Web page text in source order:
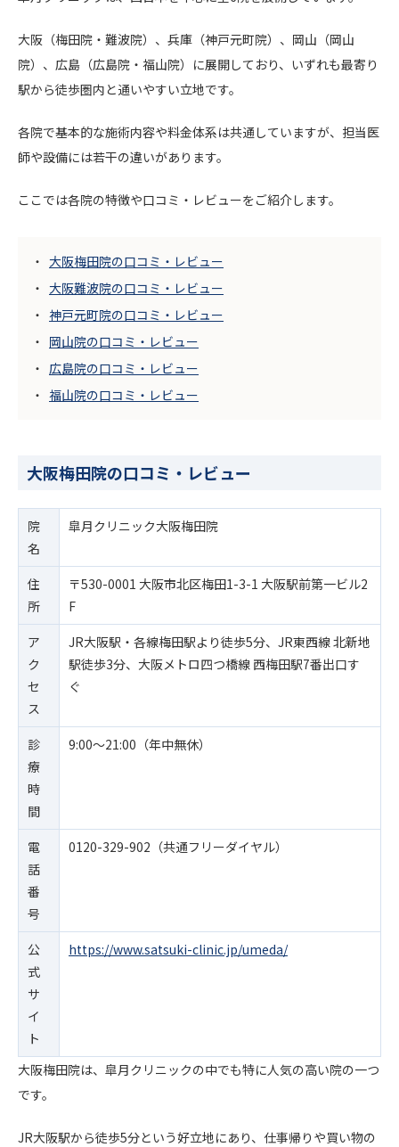
大阪（梅田院・難波院）、兵庫（神戸元町院）、岡山（岡山
院）、広島（広島院・福山院）に展開しており、いずれも最寄り
駅から徒歩圏内と通いやすい立地です。
各院で基本的な施術内容や料金体系は共通していますが、担当医
師や設備には若干の違いがあります。
ここでは各院の特徴や口コミ・レビューをご紹介します。
大阪梅田院の口コミ・レビュー
大阪難波院の口コミ・レビュー
神戸元町院の口コミ・レビュー
岡山院の口コミ・レビュー
広島院の口コミ・レビュー
福山院の口コミ・レビュー
大阪梅田院の口コミ・レビュー
院
名
皐月クリニック大阪梅田院
住
所
〒530-0001 大阪市北区梅田1-3-1 大阪駅前第一ビル2
F
ア
ク
セ
ス
JR大阪駅・各線梅田駅より徒歩5分、JR東西線 北新地
駅徒歩3分、大阪メトロ四つ橋線 西梅田駅7番出口す
ぐ
診
療
時
間
9:00～21:00（年中無休）
電
話
番
号
0120-329-902（共通フリーダイヤル）
公
式
サ
イ
ト
https://www.satsuki-clinic.jp/umeda/
大阪梅田院は、皐月クリニックの中でも特に人気の高い院の一つ
です。
JR大阪駅から徒歩5分という好立地にあり、仕事帰りや買い物の